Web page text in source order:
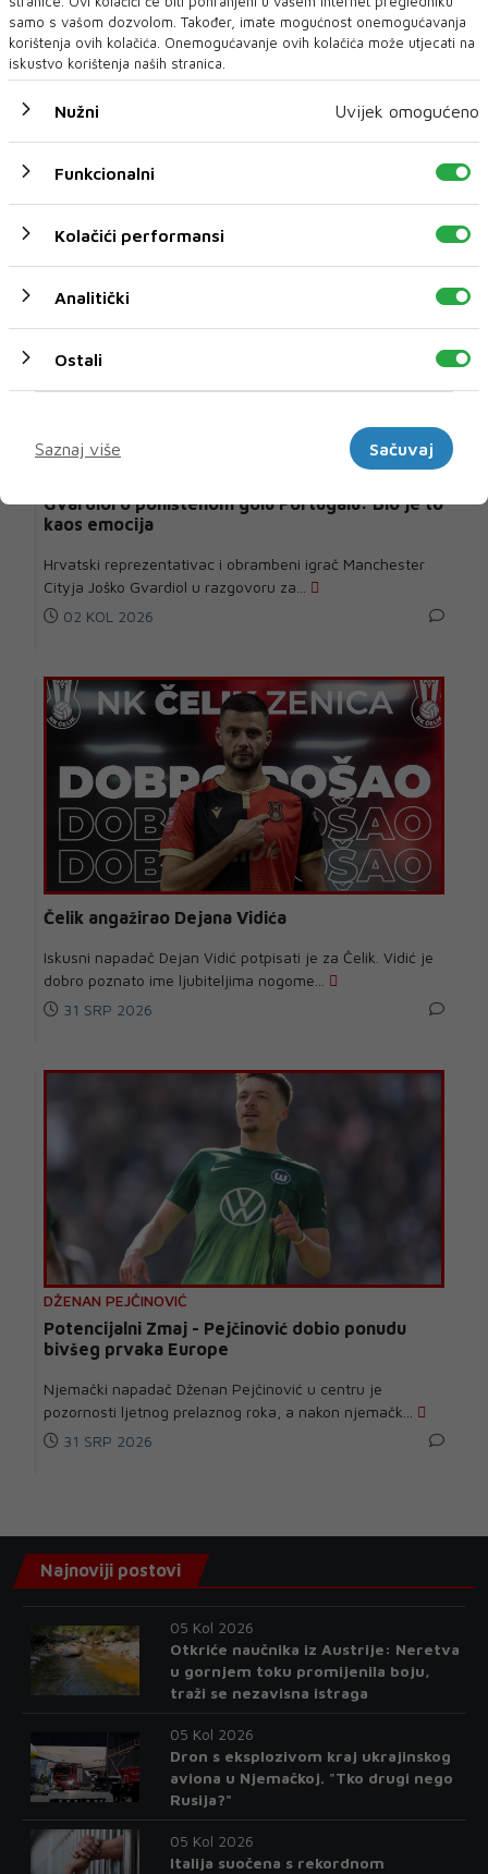
U novom broju pročitajte
SPORT
Gvardiol o poništenom golu Portugalu: Bio je to
kaos emocija
Hrvatski reprezentativac i obrambeni igrač Manchester
Cityja Joško Gvardiol u razgovoru za...
02 KOL 2026
Čelik angažirao Dejana Vidića
Iskusni napadač Dejan Vidić potpisati je za Čelik. Vidić je
dobro poznato ime ljubiteljima nogome...
31 SRP 2026
DŽENAN PEJČINOVIĆ
Potencijalni Zmaj - Pejčinović dobio ponudu
bivšeg prvaka Europe
Njemački napadač Dženan Pejčinović u centru je
pozornosti ljetnog prelaznog roka, a nakon njemačk...
31 SRP 2026
samo s vašom dozvolom. Također, imate mogućnost onemogućavanja
korištenja ovih kolačića. Onemogućavanje ovih kolačića može utjecati na
iskustvo korištenja naših stranica.
Nužni Uvijek omogućeno
Funkcionalni
Kolačići performansi
Analitički
Ostali
Saznaj više
Sačuvaj
Najnoviji postovi
05 Kol 2026
Otkriće naučnika iz Austrije: Neretva
u gornjem toku promijenila boju,
traži se nezavisna istraga
05 Kol 2026
Dron s eksplozivom kraj ukrajinskog
aviona u Njemačkoj. "Tko drugi nego
Rusija?"
05 Kol 2026
Italija suočena s rekordnom